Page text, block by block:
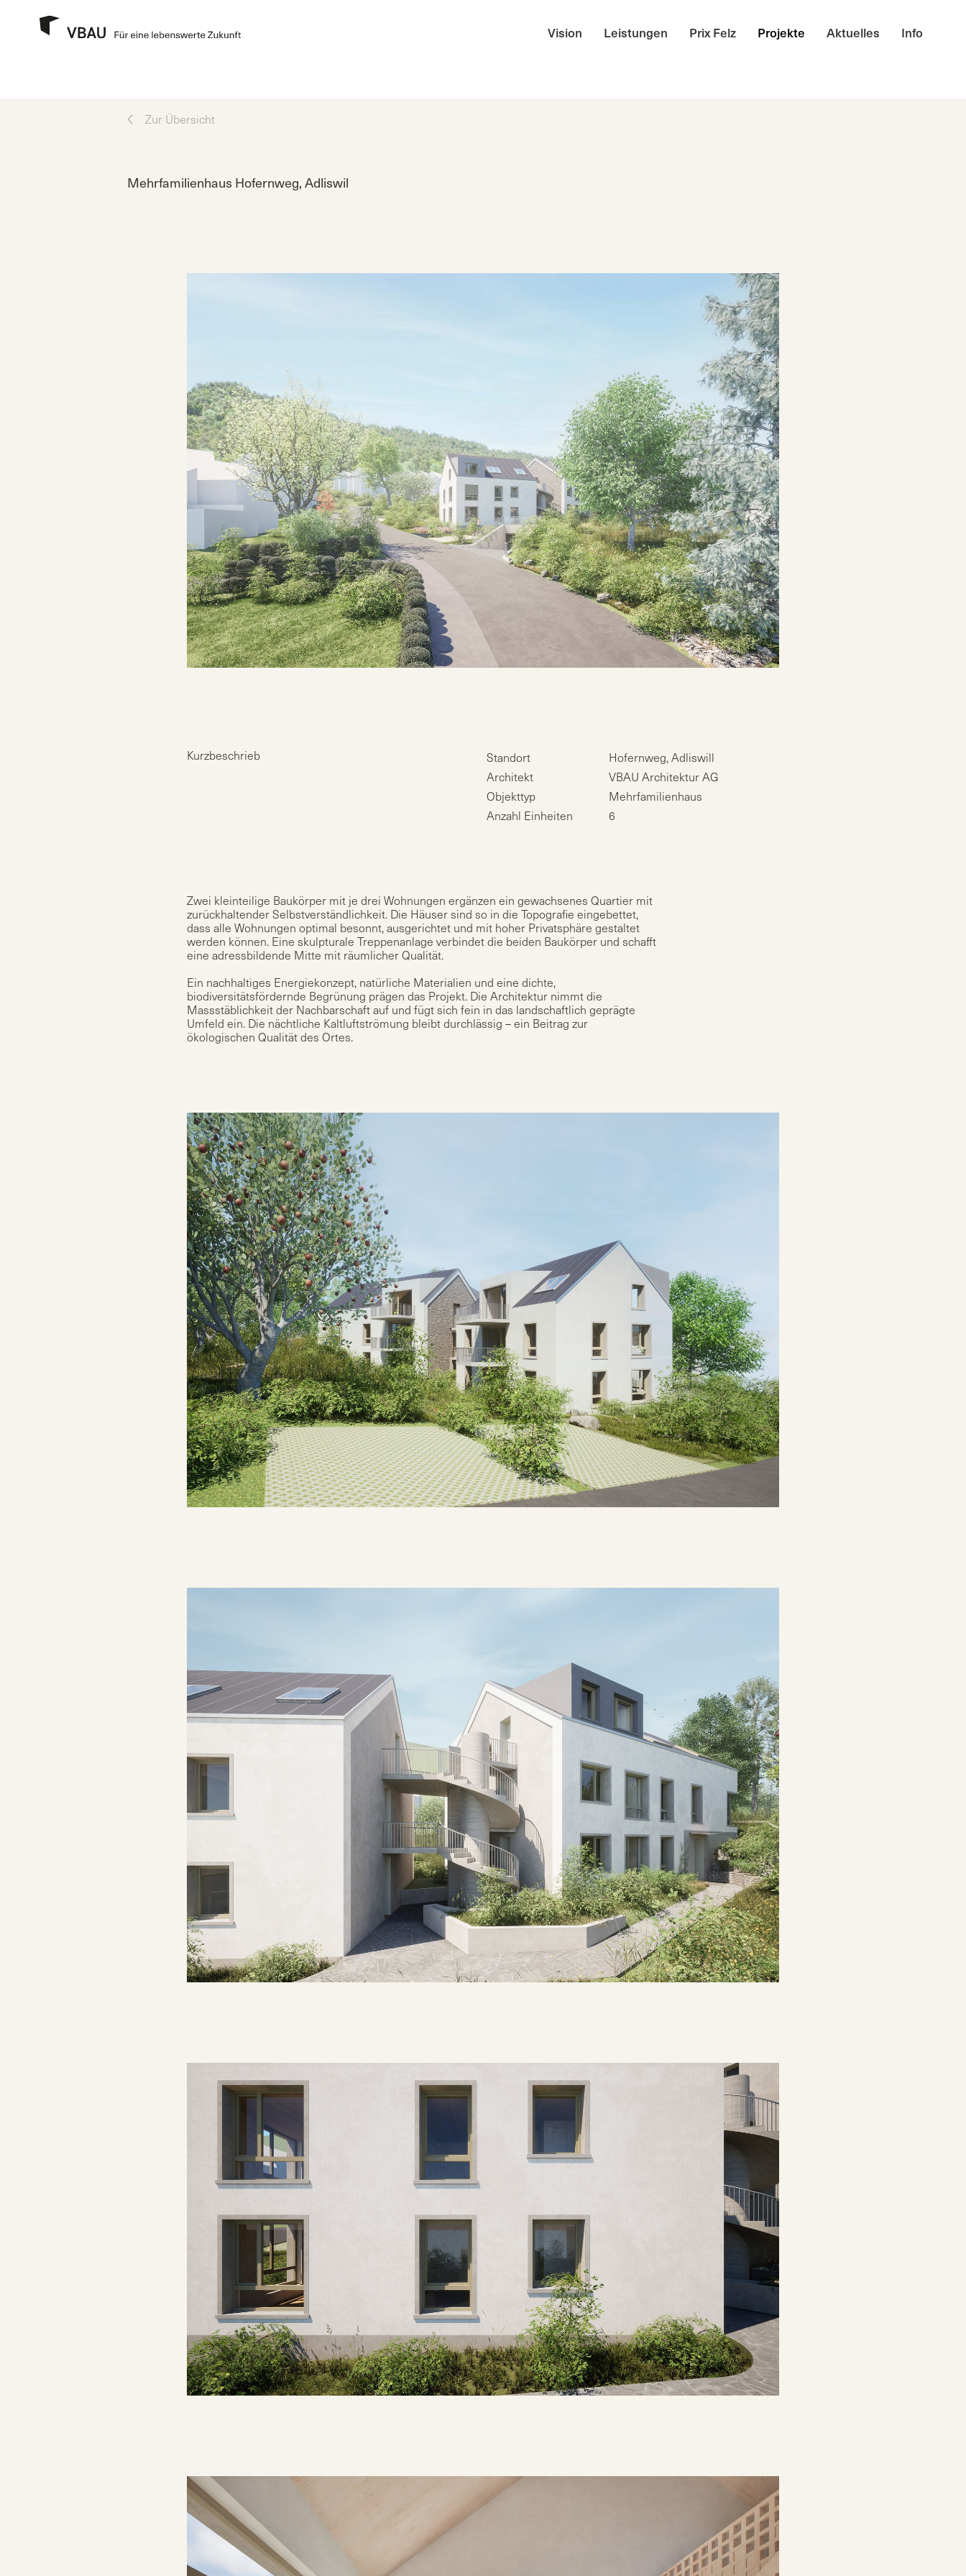
Vision Leistungen Prix Felz Projekte Aktuelles Info
Zur Übersicht
Mehrfamilienhaus Hofernweg, Adliswil
Kurzbeschrieb Standort
Hofernweg, Adliswill
Architekt
VBAU Architektur AG
Objekttyp
Mehrfamilienhaus
Anzahl Einheiten
6
Zwei kleinteilige Baukörper mit je drei Wohnungen ergänzen ein gewachsenes Quartier mit
zurückhaltender Selbstverständlichkeit. Die Häuser sind so in die Topografie eingebettet,
dass alle Wohnungen optimal besonnt, ausgerichtet und mit hoher Privatsphäre gestaltet
werden können. Eine skulpturale Treppenanlage verbindet die beiden Baukörper und schafft
eine adressbildende Mitte mit räumlicher Qualität.
Ein nachhaltiges Energiekonzept, natürliche Materialien und eine dichte,
biodiversitätsfördernde Begrünung prägen das Projekt. Die Architektur nimmt die
Massstäblichkeit der Nachbarschaft auf und fügt sich fein in das landschaftlich geprägte
Umfeld ein. Die nächtliche Kaltluftströmung bleibt durchlässig – ein Beitrag zur
ökologischen Qualität des Ortes.